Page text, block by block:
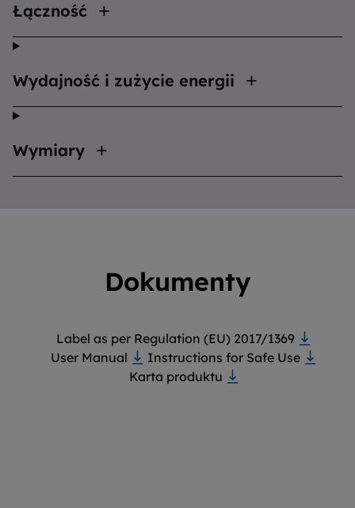
Łączność
Wydajność i zużycie energii
Wymiary
Dokumenty
Label as per Regulation (EU) 2017/1369
User Manual
Instructions for Safe Use
Karta produktu